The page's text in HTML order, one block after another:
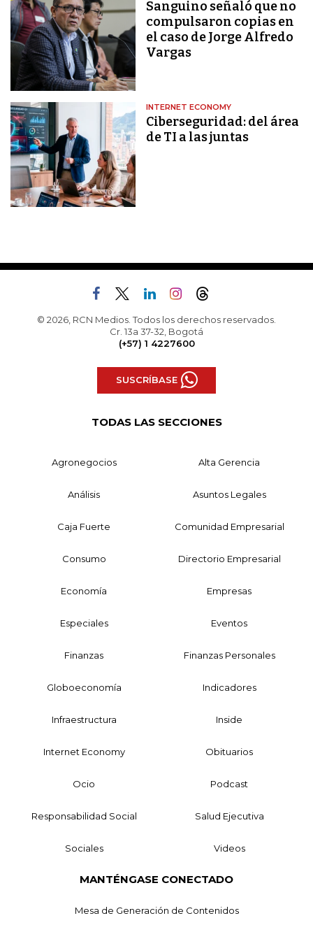
Sanguino señaló que no
compulsaron copias en
el caso de Jorge Alfredo
Vargas
INTERNET ECONOMY
Ciberseguridad: del área
de TI a las juntas
© 2026, RCN Medios. Todos los derechos reservados.
Cr. 13a 37-32, Bogotá
(+57) 1 4227600
SUSCRÍBASE
TODAS LAS SECCIONES
Agronegocios Alta Gerencia
Análisis Asuntos Legales
Caja Fuerte Comunidad Empresarial
Consumo Directorio Empresarial
Economía Empresas
Especiales Eventos
Finanzas Finanzas Personales
Globoeconomía Indicadores
Infraestructura Inside
Internet Economy Obituarios
Ocio Podcast
Responsabilidad Social Salud Ejecutiva
Sociales Videos
MANTÉNGASE CONECTADO
Mesa de Generación de Contenidos